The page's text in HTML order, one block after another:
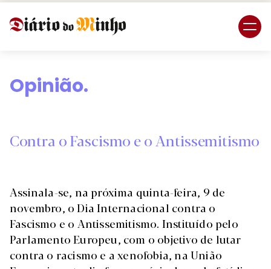
Opinião.
Contra o Fascismo e o Antissemitismo
Assinala-se, na próxima quinta-feira, 9 de
novembro, o Dia Internacional contra o
Fascismo e o Antissemitismo. Instituído pelo
Parlamento Europeu, com o objetivo de lutar
contra o racismo e a xenofobia, na União